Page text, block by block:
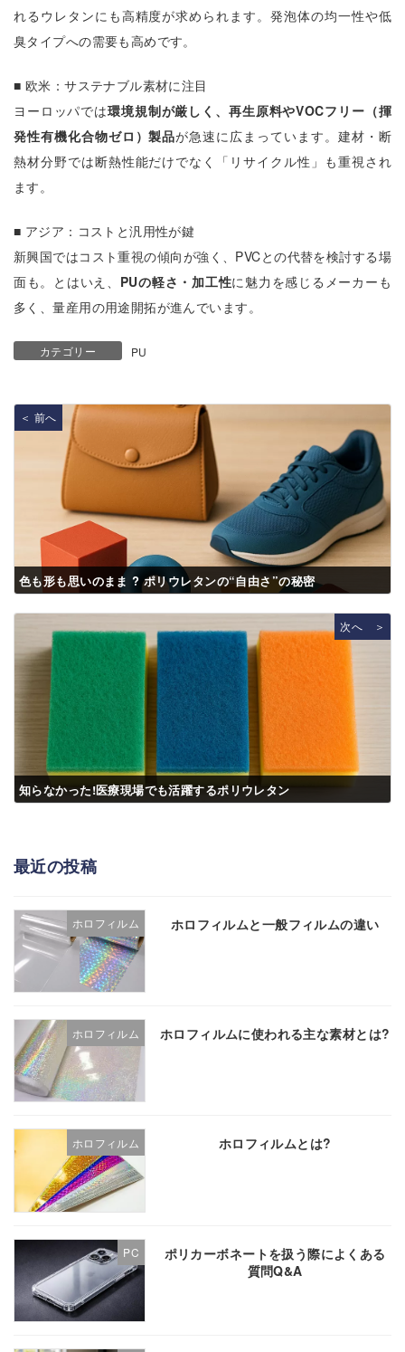
れるウレタンにも高精度が求められます。発泡体の均一性や低
臭タイプへの需要も高めです。
■ 欧米：サステナブル素材に注目
ヨーロッパでは環境規制が厳しく、再生原料やVOCフリー（揮
発性有機化合物ゼロ）製品が急速に広まっています。建材・断
熱材分野では断熱性能だけでなく「リサイクル性」も重視され
ます。
■ アジア：コストと汎用性が鍵
新興国ではコスト重視の傾向が強く、PVCとの代替を検討する場
面も。とはいえ、 PUの軽さ・加工性に魅力を感じるメーカーも
多く、量産用の用途開拓が進んでいます。
カテゴリー PU
＜ 前へ
色も形も思いのまま ? ポリウレタンの“自由さ”の秘密
次へ ＞
知らなかった!医療現場でも活躍するポリウレタン
最近の投稿
ホロフィルム ホロフィルムと一般フィルムの違い
ホロフィルム ホロフィルムに使われる主な素材とは?
ホロフィルム ホロフィルムとは?
PC
ポリカーボネートを扱う際によくある
質問Q&A